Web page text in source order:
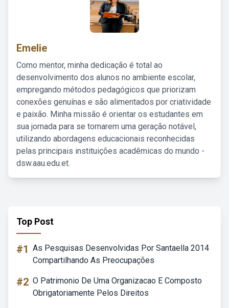
Emelie
Como mentor, minha dedicação é total ao
desenvolvimento dos alunos no ambiente escolar,
empregando métodos pedagógicos que priorizam
conexões genuínas e são alimentados por criatividade
e paixão. Minha missão é orientar os estudantes em
sua jornada para se tornarem uma geração notável,
utilizando abordagens educacionais reconhecidas
pelas principais instituições acadêmicas do mundo -
dsw.aau.edu.et.
Top Post
#1 As Pesquisas Desenvolvidas Por Santaella 2014
Compartilhando As Preocupações
#2 O Patrimonio De Uma Organizacao E Composto
Obrigatoriamente Pelos Direitos